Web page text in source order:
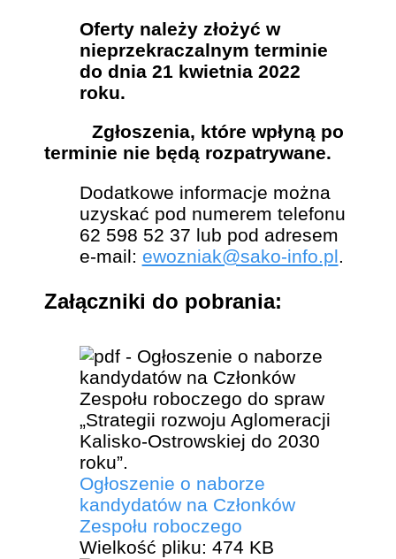
Oferty należy złożyć w
nieprzekraczalnym terminie
do dnia 21 kwietnia 2022
roku.
Zgłoszenia, które wpłyną po
terminie nie będą rozpatrywane.
Dodatkowe informacje można
uzyskać pod numerem telefonu
62 598 52 37 lub pod adresem
e-mail: ewozniak@sako-info.pl.
Załączniki do pobrania:
Ogłoszenie o naborze
kandydatów na Członków
Zespołu roboczego
Wielkość pliku: 474 KB